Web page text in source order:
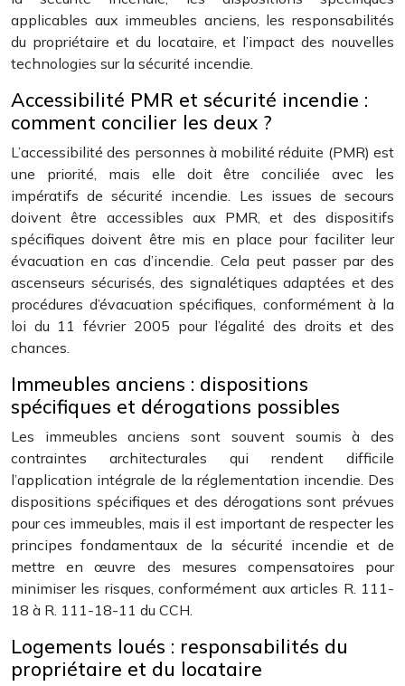
applicables aux immeubles anciens, les responsabilités
du propriétaire et du locataire, et l’impact des nouvelles
technologies sur la sécurité incendie.
Accessibilité PMR et sécurité incendie :
comment concilier les deux ?
L’accessibilité des personnes à mobilité réduite (PMR) est
une priorité, mais elle doit être conciliée avec les
impératifs de sécurité incendie. Les issues de secours
doivent être accessibles aux PMR, et des dispositifs
spécifiques doivent être mis en place pour faciliter leur
évacuation en cas d’incendie. Cela peut passer par des
ascenseurs sécurisés, des signalétiques adaptées et des
procédures d’évacuation spécifiques, conformément à la
loi du 11 février 2005 pour l’égalité des droits et des
chances.
Immeubles anciens : dispositions
spécifiques et dérogations possibles
Les immeubles anciens sont souvent soumis à des
contraintes architecturales qui rendent difficile
l’application intégrale de la réglementation incendie. Des
dispositions spécifiques et des dérogations sont prévues
pour ces immeubles, mais il est important de respecter les
principes fondamentaux de la sécurité incendie et de
mettre en œuvre des mesures compensatoires pour
minimiser les risques, conformément aux articles R. 111-
18 à R. 111-18-11 du CCH.
Logements loués : responsabilités du
propriétaire et du locataire